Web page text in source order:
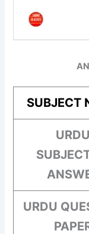
SUBJECT
URDU
URDU